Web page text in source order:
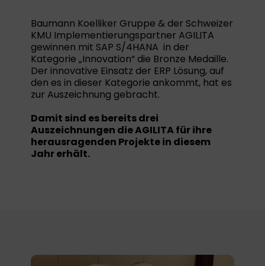
Baumann Koelliker Gruppe & der Schweizer
KMU Implementierungspartner AGILITA
gewinnen mit SAP S/4HANA in der
Kategorie „Innovation“ die Bronze Medaille.
Der innovative Einsatz der ERP Lösung, auf
den es in dieser Kategorie ankommt, hat es
zur Auszeichnung gebracht.
Damit sind es bereits drei
Auszeichnungen die AGILITA für ihre
herausragenden Projekte in diesem
Jahr erhält.